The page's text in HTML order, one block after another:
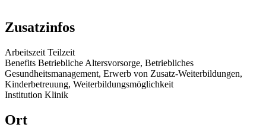
Zusatzinfos
Arbeitszeit Teilzeit
Benefits Betriebliche Altersvorsorge, Betriebliches
Gesundheitsmanagement, Erwerb von Zusatz-Weiterbildungen,
Kinderbetreuung, Weiterbildungsmöglichkeit
Institution Klinik
Ort